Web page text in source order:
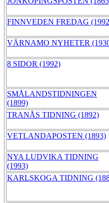
FINNVEDEN FREDAG
VÄRNAMO NYHETER
8 SIDOR (1992)
SMÅLANDSTIDNINGEN
(1899)
TRANÅS TIDNING (1892)
VETLANDAPOSTEN (1893)
NYA LUDVIKA TIDNING
(1993)
KARLSKOGA TIDNING